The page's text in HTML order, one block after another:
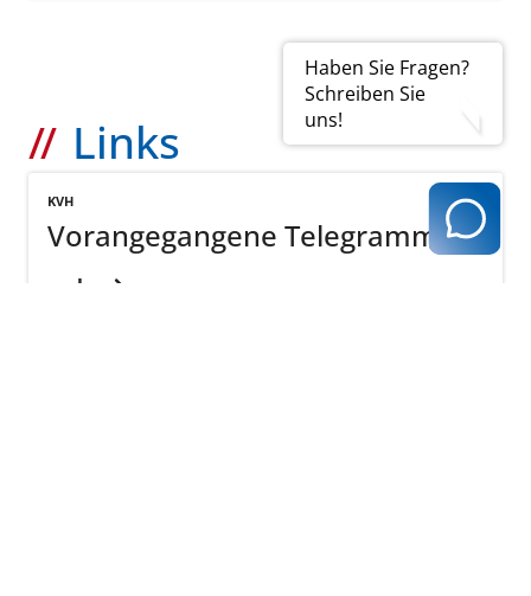
Haben Sie Fragen?
Schreiben Sie
uns!
Links
KVH
Vorangegangene Telegramme
mehr